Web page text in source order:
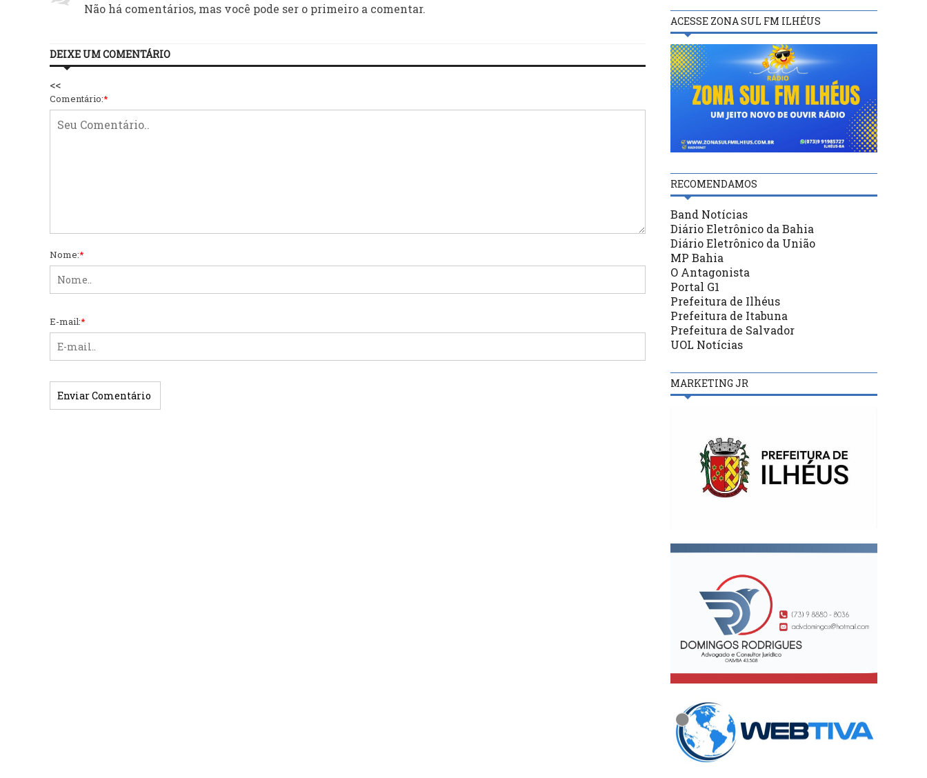
Não há comentários, mas você pode ser o primeiro a comentar.
DEIXE UM COMENTÁRIO
<<
Comentário:*
Nome:*
E-mail:*
ACESSE ZONA SUL FM ILHÉUS
RECOMENDAMOS
Band Notícias
Diário Eletrônico da Bahia
Diário Eletrônico da União
MP Bahia
O Antagonista
Portal G1
Prefeitura de Ilhéus
Prefeitura de Itabuna
Prefeitura de Salvador
UOL Notícias
MARKETING JR